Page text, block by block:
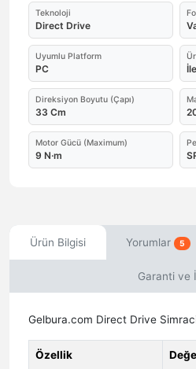
Teknoloji
Direct Drive
Uyumlu Platform
PC
Direksiyon Boyutu (Çapı)
33 Cm
Motor Gücü (Maximum)
9 N·m
Ürün Bilgisi Yorumlar 5
Garanti ve
Gelbura.com Direct Drive
Özellik